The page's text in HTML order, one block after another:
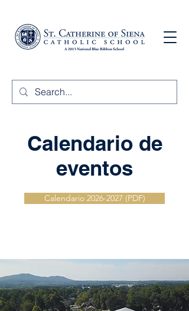
Calendario de
eventos
Calendario 2026-2027 (PDF)